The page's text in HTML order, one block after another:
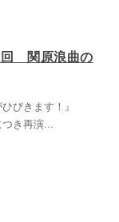
関原浪曲の
ひびきます！』
き再演...